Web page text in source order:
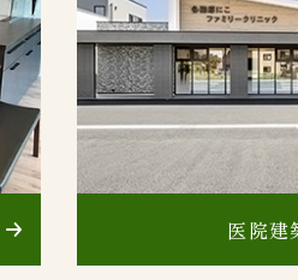
医院建